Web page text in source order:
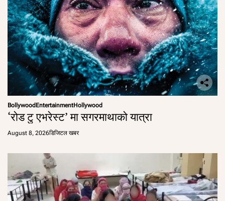
BollywoodEntertainmentHollywood
‘रोड टु एभरेस्ट’ मा सगरमाथाको यात्रा
August 8, 2026डिजिटल खबर